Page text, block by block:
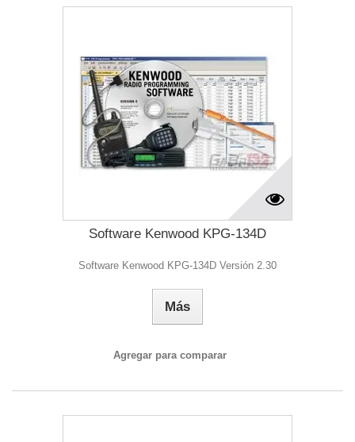
Software Kenwood KPG-134D
Software Kenwood KPG-134D Versión 2.30
Más
Agregar para comparar